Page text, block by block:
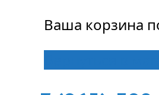
Ваша корзина